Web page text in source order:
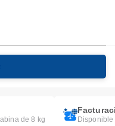
de 8 kg